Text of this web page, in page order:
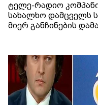
ტელე-რადიო
სახალხო დამცველს
მიერ განჩინების